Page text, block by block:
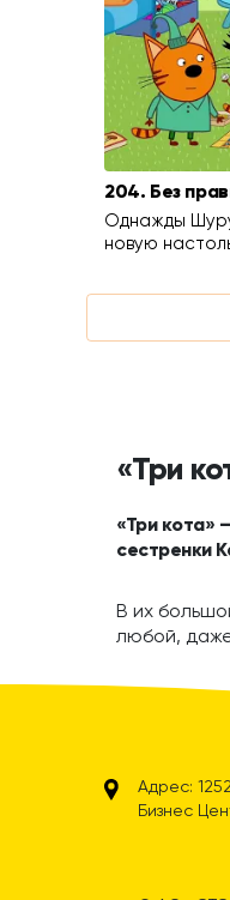
204. Без
Однажды
новую
«Три
«Три кота»
сестренки
В их
любой,
Адрес:
Бизнес